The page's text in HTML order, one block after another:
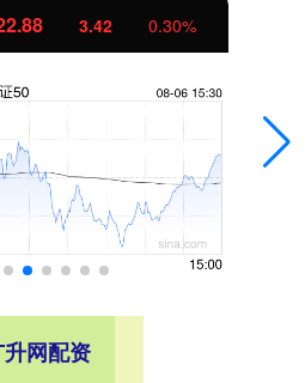
3.42 0.30%
网配资